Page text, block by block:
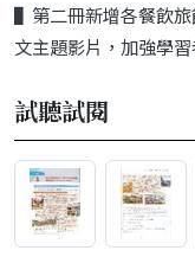
▌第二冊新增各餐飲旅
文主題影片，加強學
試聽試閱